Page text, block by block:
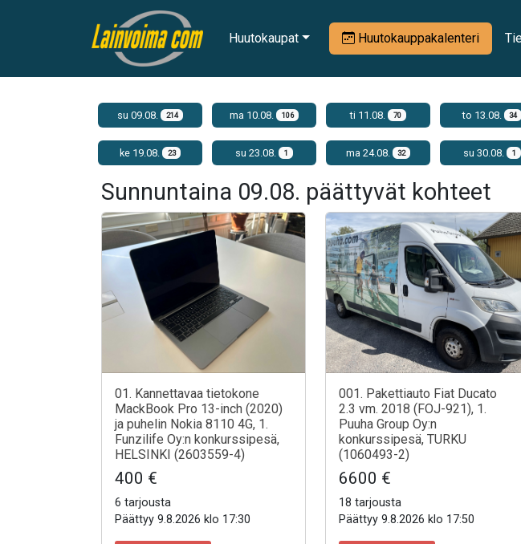
Huutokaupat Huutokauppakalenteri
su 09.08. 214 ma 10.08. 106 ti 11.08. 70 to 13.08. 34
ke 19.08. 23 su 23.08. 1 ma 24.08. 32 su 30.08. 1
Sunnuntaina 09.08. päättyvät kohteet
01. Kannettavaa tietokone
MackBook Pro 13-inch (2020)
ja puhelin Nokia 8110 4G, 1.
Funzilife Oy:n konkurssipesä,
HELSINKI (2603559-4)
400 €
6 tarjousta
Päättyy 9.8.2026 klo 17:30
001. Pakettiauto Fiat Ducato
2.3 vm. 2018 (FOJ-921), 1.
Puuha Group Oy:n
konkurssipesä, TURKU
(1060493-2)
6600 €
18 tarjousta
Päättyy 9.8.2026 klo 17:50